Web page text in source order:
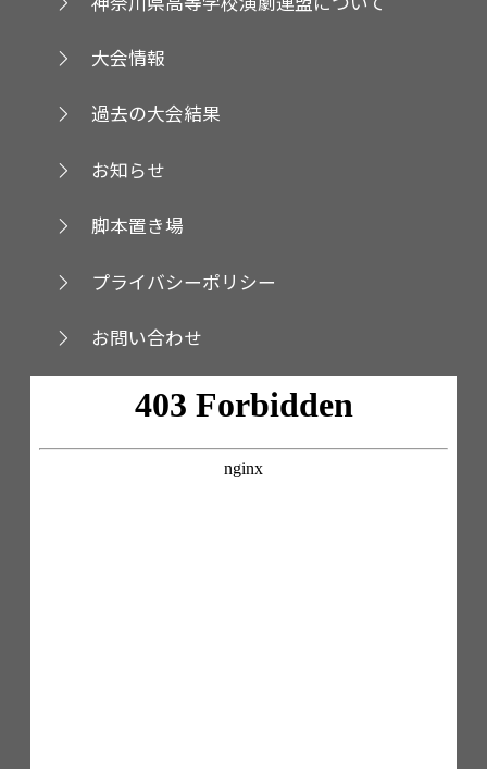
大会情報
過去の大会結果
お知らせ
脚本置き場
プライバシーポリシー
お問い合わせ